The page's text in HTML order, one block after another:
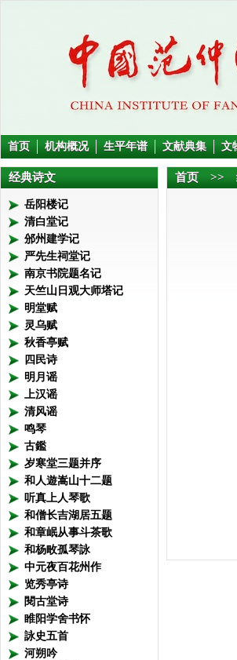
首页 机构概况 生平年谱 文献典集 文
经典诗文
岳阳楼记
清白堂记
邠州建学记
严先生祠堂记
南京书院题名记
天竺山日观大师塔记
明堂赋
灵乌赋
秋香亭赋
四民诗
明月谣
上汉谣
清风谣
鸣琴
古鑑
岁寒堂三题并序
和人遊嵩山十二题
听真上人琴歌
和僧长吉湖居五题
和章岷从事斗茶歌
和杨畋孤琴詠
中元夜百花州作
览秀亭诗
閱古堂诗
睢阳学舍书怀
詠史五首
河朔吟
首页 >>